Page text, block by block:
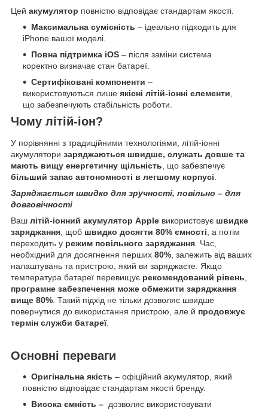
Цей акумулятор повністю відповідає стандартам якості.
Максимальна сумісність – ідеально підходить для
iPhone вашої моделі.
Повна підтримка iOS – після заміни система
коректно визначає стан батареї.
Сертифіковані компоненти –
використовуються лише якісні літій-іонні елементи
що забезпечують стабільність роботи.
Чому літій-іон?
У порівнянні з традиційними технологіями, літій-іонні
акумулятори заряджаються швидше, служать довше та
мають вищу енергетичну щільність , що забезпечує
більший запас автономності в легшому корпусі
Заряджається швидко для зручності, повільно – для
довговічності
Ваш літій-іонний акумулятор Apple використовує швидке
заряджання , щоб швидко досягти 80% ємності , а потім
переходить у режим повільного заряджання . Час,
необхідний для досягнення перших 80% , залежить від ваших
налаштувань та пристрою, який ви заряджаєте. Якщо
температура батареї перевищує рекомендований рівень
програмне забезпечення може обмежити заряджання
вище 80% . Такий підхід не тільки дозволяє швидше
повернутися до використання пристрою, але й продовжує
термін служби батареї.
Основні переваги
Оригінальна якість – офіційний акумулятор, який
повністю відповідає стандартам якості бренду.
Висока ємність – дозволяє використовувати